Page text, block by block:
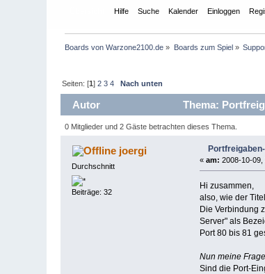
Hilfe Suche Kalender Einloggen
Boards von Warzone2100.de » Boards zum Spiel»
Seiten: [1]2 3 4 Nach unten
Autor Thema:
0 Mitglieder und 2 Gäste betrachten dieses Thema.
joergi
Durchschnitt
Beiträge: 32
« am: 2008-10-09,
Hi zusammen,
also, wie der
Die Verbindung
Server" als
Port 80 bis 81
Nun meine
Sind die Port-